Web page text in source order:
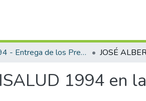
1994 - Entrega de los Premios ISALUD
1994 en la